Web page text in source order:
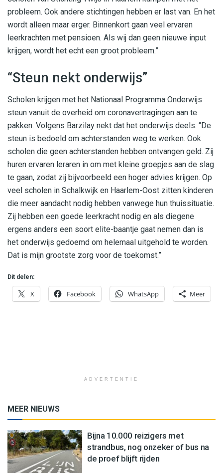
probleem. Ook andere stichtingen hebben er last van. En het
wordt alleen maar erger. Binnenkort gaan veel ervaren
leerkrachten met pensioen. Als wij dan geen nieuwe input
krijgen, wordt het echt een groot probleem.”
“Steun nekt onderwijs”
Scholen krijgen met het Nationaal Programma Onderwijs
steun vanuit de overheid om coronavertragingen aan te
pakken. Volgens Barzilay nekt dat het onderwijs deels. “De
steun is bedoeld om achterstanden weg te werken. Ook
scholen die geen achterstanden hebben ontvangen geld. Zij
huren ervaren leraren in om met kleine groepjes aan de slag
te gaan, zodat zij bijvoorbeeld een hoger advies krijgen. Op
veel scholen in Schalkwijk en Haarlem-Oost zitten kinderen
die meer aandacht nodig hebben vanwege hun thuissituatie.
Zij hebben een goede leerkracht nodig en als diegene
ergens anders een soort elite-baantje gaat nemen dan is
het onderwijs gedoemd om helemaal uitgehold te worden.
Dat is mijn grootste zorg voor de toekomst.”
Dit delen:
X Facebook WhatsApp Meer
ADVERTENTIE
MEER NIEUWS
Bijna 10.000 reizigers met
strandbus, nog onzeker of bus na
de proef blijft rijden